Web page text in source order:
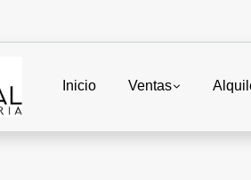
Inicio Ventas